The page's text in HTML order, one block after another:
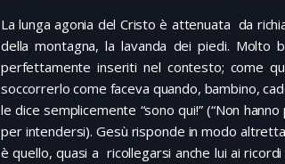
La lunga agonia del Cristo è attenuata da
della montagna, la lavanda dei piedi. Molto
perfettamente inseriti nel contesto; come
soccorrerlo come faceva quando, bambino,
le dice semplicemente “sono qui!” (“Non
per intendersi). Gesù risponde in modo
è quello, quasi a ricollegarsi anche lui ai